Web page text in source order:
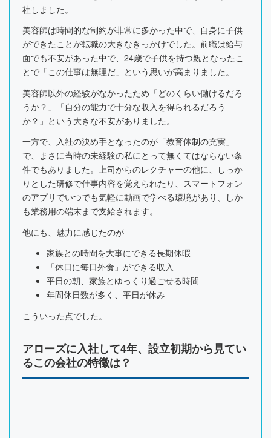
社しました。
美容師は時間的な制約が非常に多かった中で、自身に子供
ができたことが転職の大きなきっかけでした。前職は給与
面でも不安があった中で、24歳で子供を持つ親となったこ
とで「この仕事は無理だ」という思いが高まりました。
美容師以外の経験がなかったため「どのくらい働けるだろ
うか？」「自分の能力で十分な収入を得られるだろう
か？」という大きな不安がありました。
一方で、入社の決め手となったのが「教育体制の充実」
で、まさに当時の未経験の私にとって無くてはならない条
件でもありました。上司からのレクチャーの他に、しっか
りとした研修で仕事内容を覚えられたり、スマートフォン
のアプリでいつでも気軽に動画で学べる環境があり、しか
も業務用の端末まで支給されます。
他にも、魅力に感じたのが
家族との時間を大事にできる長期休暇
「休日に毎日外食」ができる収入
平日の朝、家族とゆっくり過ごせる時間
年間休日数が多く、平日が休み
こういった点でした。
アローズに入社して4年、設立初期から見てい
るこの会社の特徴は？